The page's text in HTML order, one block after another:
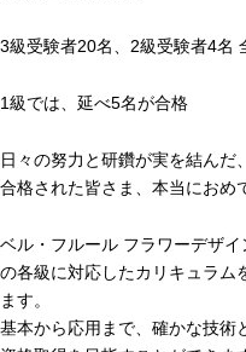
3級受験者20名、2級受験者4名
1級では、延べ5名が合格
日々の努力と研鑽が実を結んだ
合格された皆さま、本当におめ
ベル・フルール フラワーデザ
の各級に対応したカリキュラム
ます。
基本から応用まで、確かな技術